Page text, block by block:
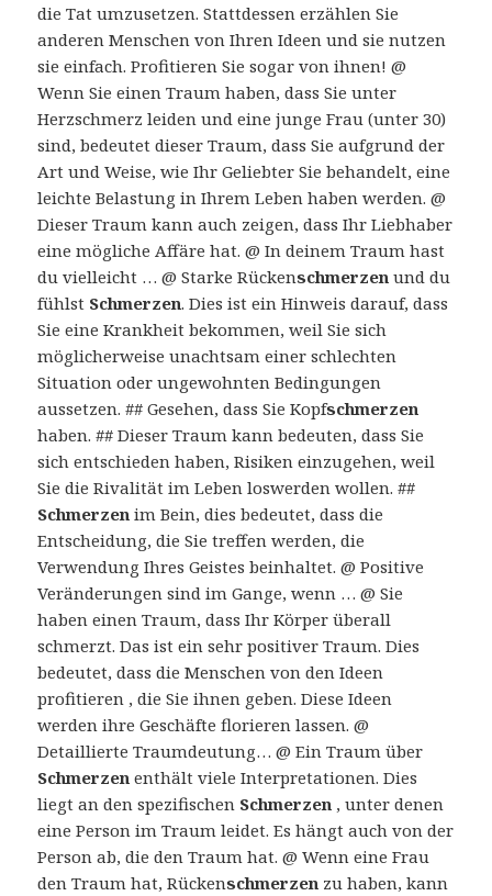
die Tat umzusetzen. Stattdessen erzählen Sie
anderen Menschen von Ihren Ideen und sie nutzen
sie einfach. Profitieren Sie sogar von ihnen! @
Wenn Sie einen Traum haben, dass Sie unter
Herzschmerz leiden und eine junge Frau (unter 30)
sind, bedeutet dieser Traum, dass Sie aufgrund der
Art und Weise, wie Ihr Geliebter Sie behandelt, eine
leichte Belastung in Ihrem Leben haben werden. @
Dieser Traum kann auch zeigen, dass Ihr Liebhaber
eine mögliche Affäre hat. @ In deinem Traum hast
du vielleicht … @ Starke Rückenschmerzen und du
fühlst Schmerzen. Dies ist ein Hinweis darauf, dass
Sie eine Krankheit bekommen, weil Sie sich
möglicherweise unachtsam einer schlechten
Situation oder ungewohnten Bedingungen
aussetzen. ## Gesehen, dass Sie Kopfschmerzen
haben. ## Dieser Traum kann bedeuten, dass Sie
sich entschieden haben, Risiken einzugehen, weil
Sie die Rivalität im Leben loswerden wollen. ##
Schmerzen im Bein, dies bedeutet, dass die
Entscheidung, die Sie treffen werden, die
Verwendung Ihres Geistes beinhaltet. @ Positive
Veränderungen sind im Gange, wenn … @ Sie
haben einen Traum, dass Ihr Körper überall
schmerzt. Das ist ein sehr positiver Traum. Dies
bedeutet, dass die Menschen von den Ideen
profitieren , die Sie ihnen geben. Diese Ideen
werden ihre Geschäfte florieren lassen. @
Detaillierte Traumdeutung… @ Ein Traum über
Schmerzen enthält viele Interpretationen. Dies
liegt an den spezifischen Schmerzen , unter denen
eine Person im Traum leidet. Es hängt auch von der
Person ab, die den Traum hat. @ Wenn eine Frau
den Traum hat, Rückenschmerzen zu haben, kann